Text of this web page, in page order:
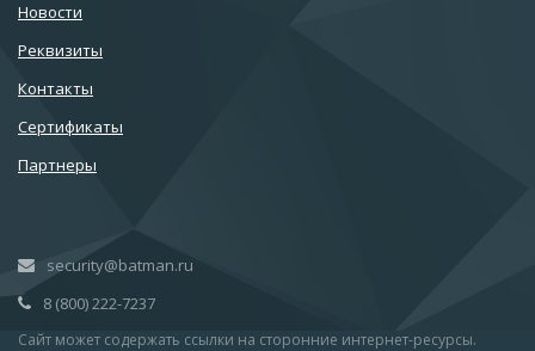
Новости
Реквизиты
Контакты
Сертификаты
Партнеры
security@batman.ru
8 (800) 222-7237
Сайт может содержать ссылки на сторонние интернет-ресурсы.